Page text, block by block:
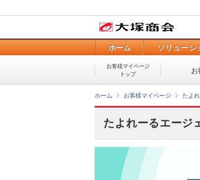
ホーム ソリューシ
お客様マイページ
トップ
お
ホーム お客様マイページ たよ
たよれーるエージ